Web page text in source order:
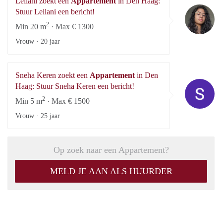
Stuur Leilani een bericht!
Min 20 m2 · Max € 1300
Vrouw · 20 jaar
Sneha Keren zoekt een Appartement in Den
Haag: Stuur Sneha Keren een bericht!
Min 5 m2 · Max € 1500
Vrouw · 25 jaar
Op zoek naar een Appartement?
MELD JE AAN ALS HUURDER